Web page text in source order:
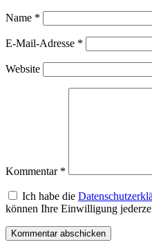
Name *
E-Mail-Adresse *
Website
Kommentar *
Ich habe die
können Ihre Einwilligung